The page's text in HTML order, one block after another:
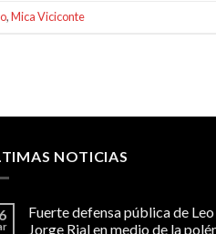
,Mica Viciconte
NOTICIAS
Fuerte defensa pública de
Jorge Rial en medio de la